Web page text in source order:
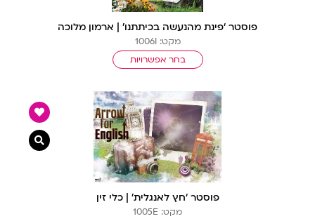
פוסטר ‘פינת מהנעשה בכיתתנו’ | ארמון מלוכה
מקט: 1006I
בחר אפשרויות
פוסטר ‘חץ לאנגלית’ | כלי זין
מקט: 1005E
צפייה